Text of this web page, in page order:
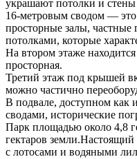
украшают потолки и
16-метровым сводом — это
просторные залы,
потолками, которые
На втором этаже
просторная.
Третий этаж под крышей
можно частично
В подвале, доступном как
сводами, исторические
Парк площадью около 4,8
гектаров
с лотосами и водяными